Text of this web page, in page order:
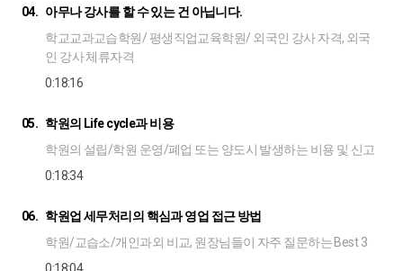
04. 아무나 강사를 할 수 있는 건 아닙니다.
학교교과교습학원/ 평생직업교육학원/ 외국인 강사 자격, 외국
인 강사 체류자격
0:18:16
05. 학원의 Life cycle과 비용
학원의 설립/학원 운영/폐업 또는 양도시 발생하는 비용 및 신고
0:18:34
06. 학원업 세무처리의 핵심과 영업 접근 방법
학원/교습소/개인과외 비교, 원장님들이 자주 질문하는 Best 3
0:18:04